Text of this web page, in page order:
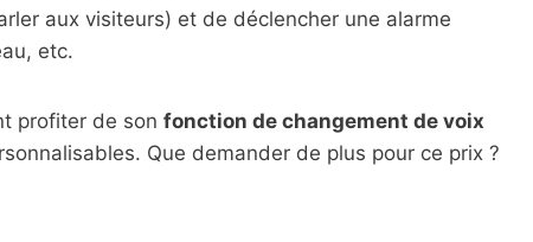
aux visiteurs) et de déclencher une alarme
etc.
profiter de son fonction de changement de voix
Que demander de plus pour ce prix ?